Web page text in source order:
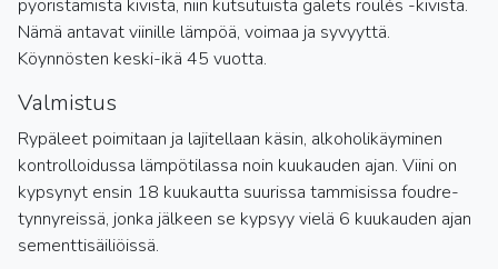
pyöristämistä kivistä, niin kutsutuista galets roulés -kivistä.
Nämä antavat viinille lämpöä, voimaa ja syvyyttä.
Köynnösten keski-ikä 45 vuotta.
Valmistus
Rypäleet poimitaan ja lajitellaan käsin, alkoholikäyminen
kontrolloidussa lämpötilassa noin kuukauden ajan. Viini on
kypsynyt ensin 18 kuukautta suurissa tammisissa foudre-
tynnyreissä, jonka jälkeen se kypsyy vielä 6 kuukauden ajan
sementtisäiliöissä.